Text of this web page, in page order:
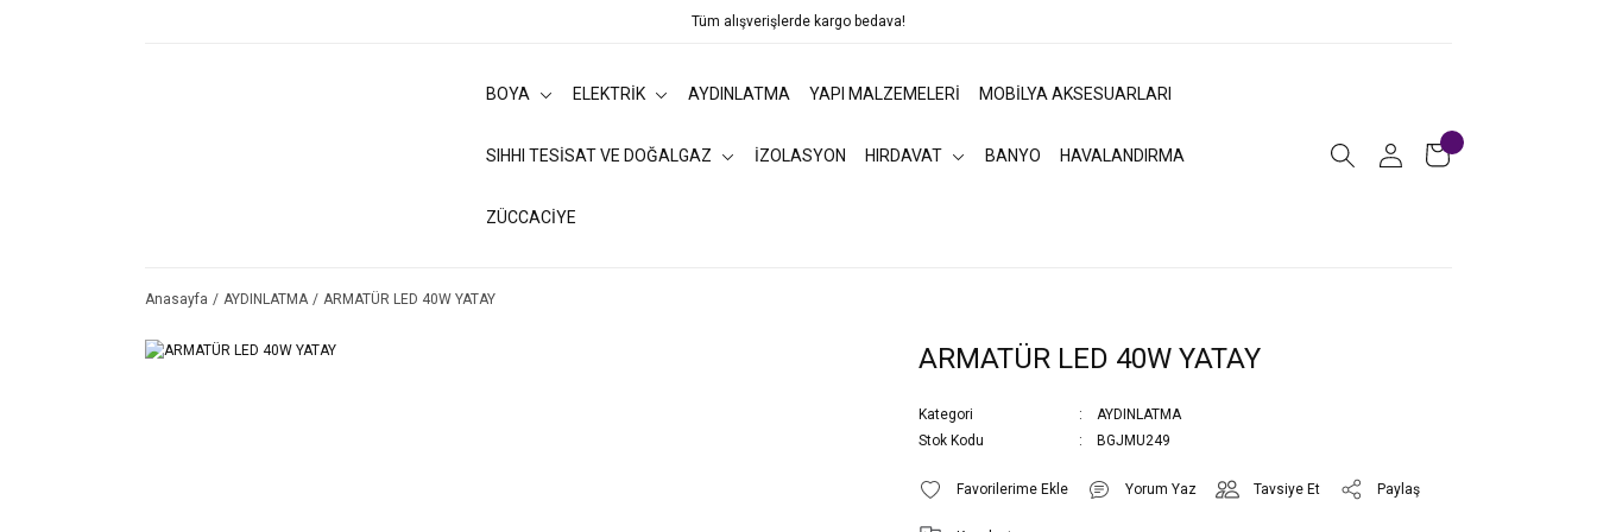
Tüm alışverişlerde kargo bedava!
BOYA ELEKTRİK AYDINLATMA YAPI MALZEMELERİ MOBİLYA AKSESUARLARI
SIHHI TESİSAT VE DOĞALGAZ İZOLASYON HIRDAVAT BANYO HAVALANDIRMA
ZÜCCACİYE
Anasayfa AYDINLATMA ARMATÜR LED 40W YATAY
ARMATÜR LED 40W YATAY
Kategori
AYDINLATMA
Stok Kodu
BGJMU249
Yorum Yaz Tavsiye Et Paylaş